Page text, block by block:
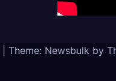
Theme: Newsbulk by